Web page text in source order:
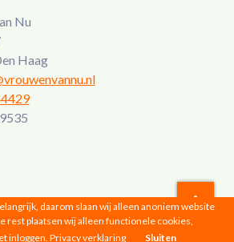
Nu
Haag
Nu © 2026 |Privacyverklaring
daarom slaan wij alleen anoniem website
rest plaatsen wij alleen functionele cookies,
inloggen. Privacy verklaring Sluiten